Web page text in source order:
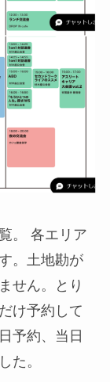
。 各エリア
。土地勘が
せん。とり
け予約して
予約、当日
た。